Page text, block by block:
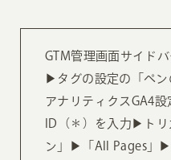
GTM管理画面サイド
▶︎タグの設定の「ペ
アナリティクスGA4
ID（＊）を入力▶︎ト
ン」▶︎「All Pages」